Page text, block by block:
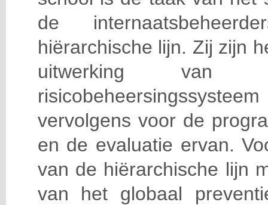
de
hiërarchische lijn. Zij zijn
uitwerking van
vervolgens voor de
en de evaluatie ervan.
van de hiërarchische lijn
van het globaal